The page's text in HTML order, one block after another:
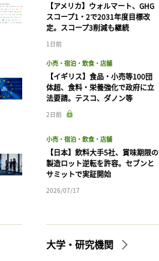
【アメリカ】ウォルマート、GHG
スコープ1・2で2031年度目標改
定。スコープ3削減も継続
1日前
小売・宿泊・飲食・店舗
【イギリス】食品・小売等100団
体超、食料・栄養強化で政府に立
法要請。テスコ、ダノン等
2日前
小売・宿泊・飲食・店舗
【日本】飲料大手5社、賞味期限の
製造ロット逆転を許容。セブンと
サミットで実証開始
2026/07/17
大学・研究機関
に入りに保存するには
会員登録